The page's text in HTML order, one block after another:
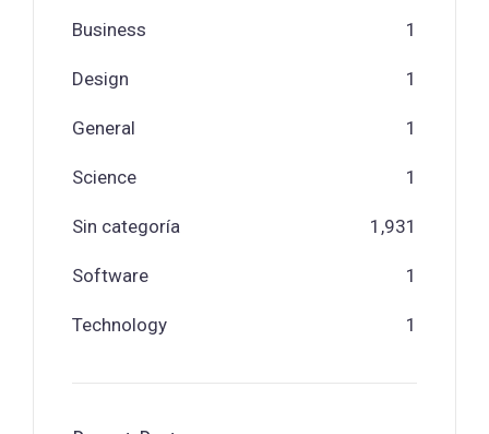
Business 1
Design 1
General 1
Science 1
Sin categoría 1,931
Software 1
Technology 1